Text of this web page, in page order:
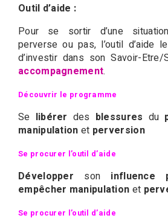
Outil d’aide :
Pour se sortir d’une
perverse ou pas, l’outil d’aide
d’investir dans son Savoir-Etre/
accompagnement.
Découvrir le programme
Se libérer des blessures du
manipulation et perversion
Se procurer l’outil d’aide
Développer son influence
empêcher manipulation et
Se procurer l’outil d’aide